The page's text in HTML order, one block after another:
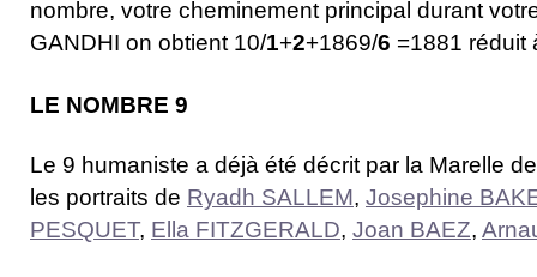
nombre, votre cheminement principal durant
GANDHI on obtient 10/1+2+1869/6 =1881 réduit
LE NOMBRE 9
Le 9 humaniste a déjà été décrit par la Marelle
les portraits de Ryadh SALLEM, Josephine
PESQUET, Ella FITZGERALD, Joan BAEZ,